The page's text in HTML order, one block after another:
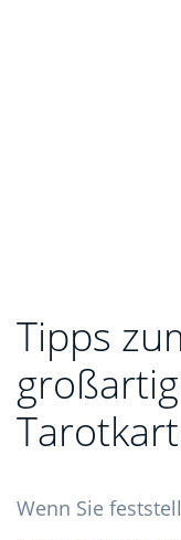
Tipps
Wenn Sie